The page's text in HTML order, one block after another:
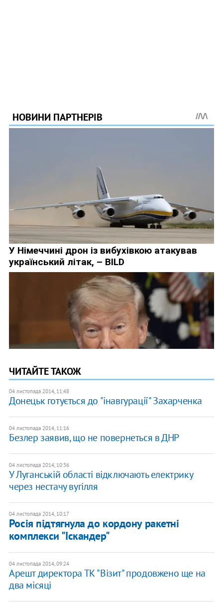
ЧИТАЙТЕ ТАКОЖ
04 листопада 2014, 11:48
Донецьк готується до "інавгурації" Захарченка
04 листопада 2014, 11:16
Безлер заявив, що не повернеться в ДНР
04 листопада 2014, 10:36
У Луганській області відключають електрику
через нестачу вугілля
04 листопада 2014, 10:17
Росія підтягнула до кордону ракетні
комплекси "Іскандер"
04 листопада 2014, 09:24
Арешт директора ТК "Візит" продовжено ще на
два місяці